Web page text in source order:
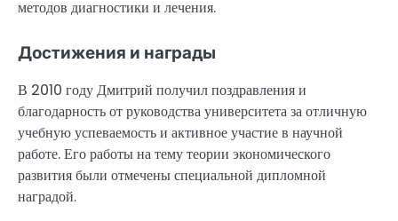
методов диагностики и лечения.
Достижения и награды
В 2010 году Дмитрий получил поздравления и
благодарность от руководства университета за отличную
учебную успеваемость и активное участие в научной
работе. Его работы на тему теории экономического
развития были отмечены специальной дипломной
наградой.